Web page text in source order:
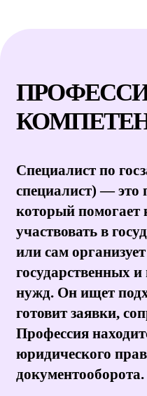
Знание
законов 44-
закупках
Профессия находится
документооборота.
Сегодня обучение на
госзакупкам в
возможность
высокооплачиваемую
стыке права и бизнеса.